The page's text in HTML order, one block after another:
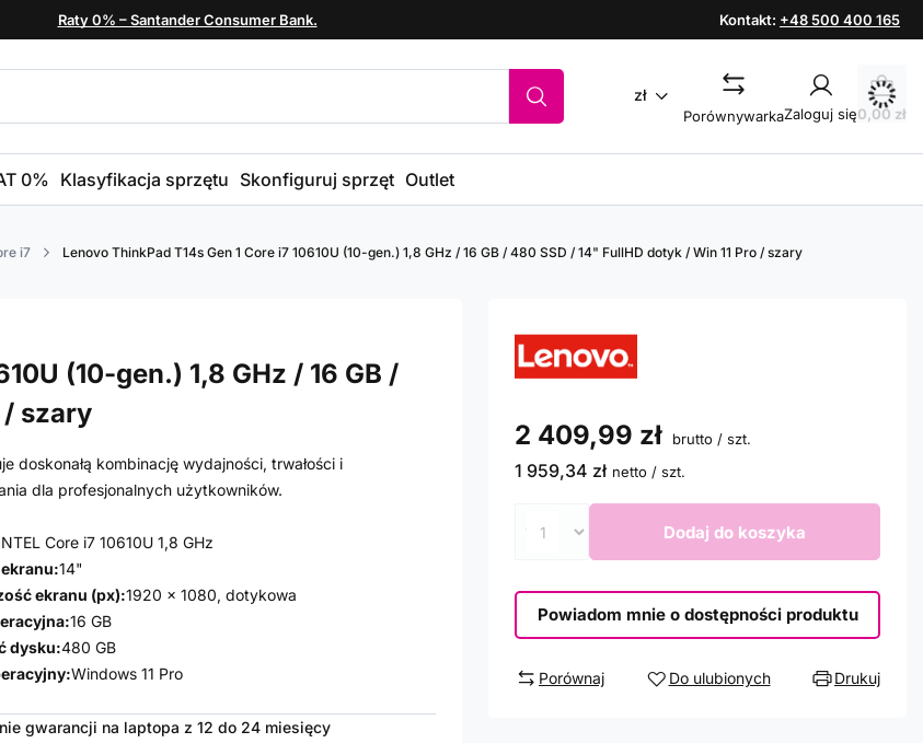
Raty 0% – Santander Consumer Bank. Kontakt: +48 500 400 165
zł
PorównywarkaZaloguj się0,00 zł
0% Klasyfikacja sprzętu Skonfiguruj sprzęt Outlet
i7 Lenovo ThinkPad T14s Gen 1 Core i7 10610U (10-gen.) 1,8 GHz / 16 GB / 480 SSD / 14" FullHD dotyk / Win 11 Pro / szary
(10-gen.) 1,8 GHz / 16 GB /
/ szary
doskonałą kombinację wydajności, trwałości i
dla profesjonalnych użytkowników.
Core i7 10610U 1,8 GHz
14"
ekranu (px):1920 x 1080, dotykowa
16 GB
dysku:480 GB
Windows 11 Pro
gwarancji na laptopa z 12 do 24 miesięcy
2 409,99 zł brutto / szt.
1 959,34 zł netto / szt.
Dodaj do koszyka
Powiadom mnie o dostępności produktu
Porównaj Do ulubionych Drukuj